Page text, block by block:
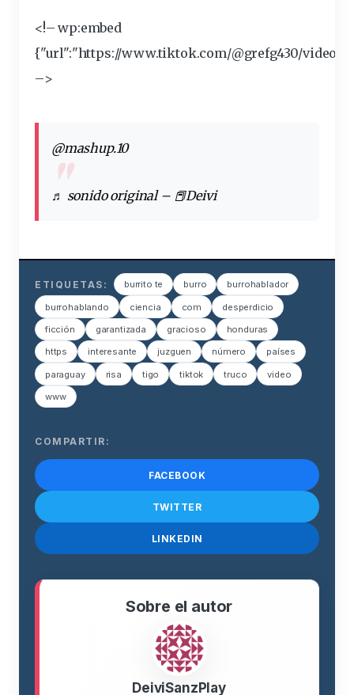
<!– wp:embed
{"url":"https://www.tiktok.com/@grefg430/video
–>
@mashup.10
♬ sonido original – 📕Deivi
ETIQUETAS: burrito te burro burrohablador
burrohablando ciencia com desperdicio
ficción garantizada gracioso honduras
https interesante juzguen número países
paraguay risa tigo tiktok truco video
www
COMPARTIR:
FACEBOOK
TWITTER
LINKEDIN
Sobre el autor
DeiviSanzPlay